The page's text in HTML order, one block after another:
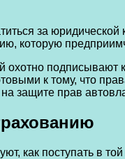
за
которую
охотно
к тому, что
защите прав
как поступать в